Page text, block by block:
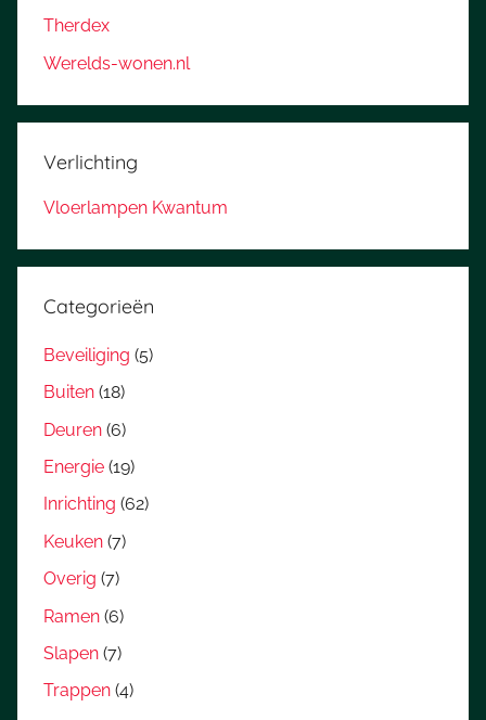
Therdex
Werelds-wonen.nl
Verlichting
Vloerlampen Kwantum
Categorieën
Beveiliging (5)
Buiten (18)
Deuren (6)
Energie (19)
Inrichting (62)
Keuken (7)
Overig (7)
Ramen (6)
Slapen (7)
Trappen (4)